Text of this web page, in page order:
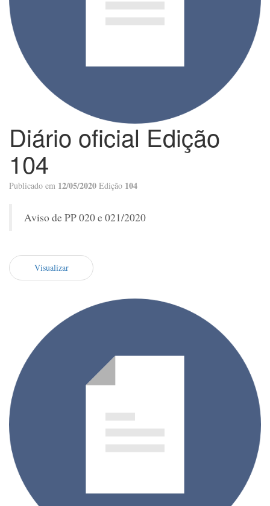
Diário oficial Edição
104
Publicado em 12/05/2020 Edição 104
Aviso de PP 020 e 021/2020
Visualizar